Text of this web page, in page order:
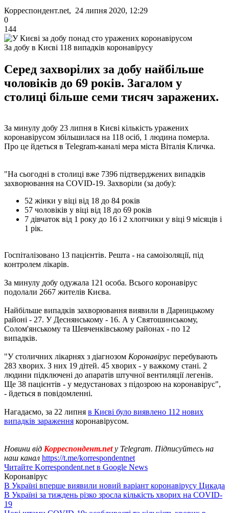
Корреспондент.net, 24 липня 2020, 12:29
0
144
За добу в Києві 118 випадків коронавірусу
Серед захворілих за добу найбільше
чоловіків до 69 років. Загалом у
столиці більше семи тисяч заражених.
За минулу добу 23 липня в Києві кількість уражених
коронавірусом збільшилася на 118 осіб, 1 людина померла.
Про це йдеться в Telegram-каналі мера міста Віталія Кличка.
"На сьогодні в столиці вже 7396 підтверджених випадків
захворювання на COVID-19. Захворіли (за добу):
52 жінки у віці від 18 до 84 років
57 чоловіків у віці від 18 до 69 років
7 дівчаток від 1 року до 16 і 2 хлопчики у віці 9 місяців і
1 рік.
Госпіталізовано 13 пацієнтів. Решта - на самоізоляції, під
контролем лікарів.
За минулу добу одужала 121 особа. Всього коронавірус
подолали 2667 жителів Києва.
Найбільше випадків захворювання виявили в Дарницькому
районі - 27. У Деснянському - 16. А у Святошинському,
Солом'янському та Шевченківському районах - по 12
випадків.
"У столичних лікарнях з діагнозом Коронавірус перебувають
283 хворих. З них 19 дітей. 45 хворих - у важкому стані. 2
людини підключені до апаратів штучної вентиляції легенів.
Ще 38 пацієнтів - у медустановах з підозрою на коронавірус",
- йдеться в повідомленні.
Нагадаємо, за 22 липня в Києві було виявлено 112 нових
випадків зараження коронавірусом.
Новини від Корреспондент.net у Telegram. Підписуйтесь на
наш канал https://t.me/korrespondentnet
Читайте Korrespondent.net в Google News
Коронавірус
В Україні вперше виявили новий варіант коронавірусу Цикада
В Україні за тиждень різко зросла кількість хворих на COVID-
19